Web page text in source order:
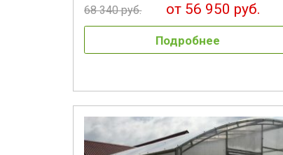
68 340 руб. от 56 950 руб.
Подробнее